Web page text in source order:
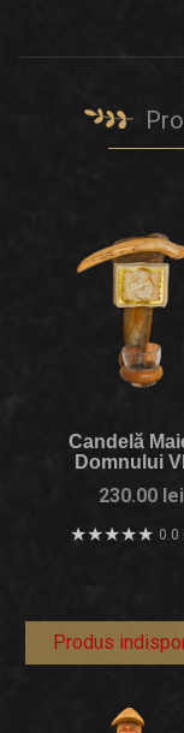
Candelă
Domnului VIII
230.00 lei
0.0
Produs